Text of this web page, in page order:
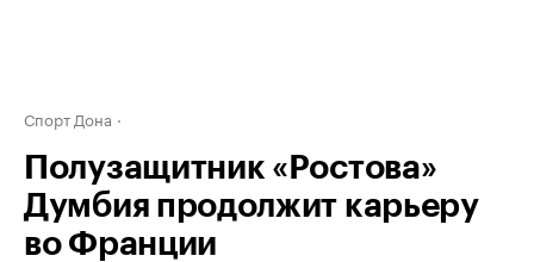
Спорт Дона
Полузащитник «Ростова»
Думбия продолжит карьеру
во Франции